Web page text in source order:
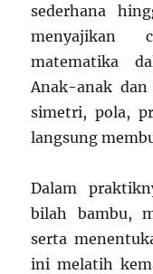
sederhana
menyajikan
matematika
Anak-anak
simetri, pola,
langsung
Dalam
bilah bambu,
serta
ini melatih